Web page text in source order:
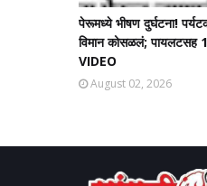
पेरूमध्ये भीषण दुर्घटना!
विमान कोसळलं; पायलटसह
VIDEO
August 02, 2026